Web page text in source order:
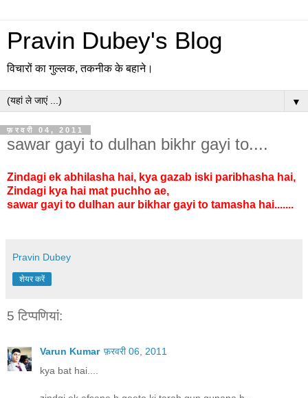
Pravin Dubey's Blog
विचारों का गुल्लक, तकनीक के बहाने।
▼
फ़रवरी 04, 2011
sawar gayi to dulhan bikhr gayi to....
Zindagi ek abhilasha hai, kya gazab iski paribhasha hai,
Zindagi kya hai mat puchho ae,
sawar gayi to dulhan aur bikhar gayi to tamasha hai.......
Pravin Dubey
शेयर करें
5 टिप्‍पणियां:
Varun Kumar फ़रवरी 06, 2011
kya bat hai....